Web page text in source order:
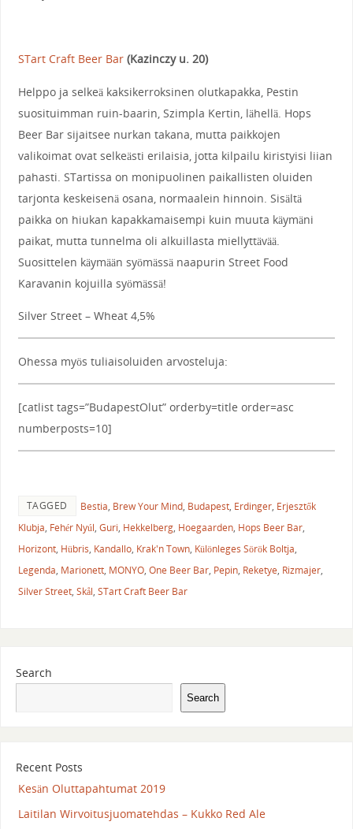
STart Craft Beer Bar (Kazinczy u. 20)
Helppo ja selkeä kaksikerroksinen olutkapakka, Pestin
suosituimman ruin-baarin, Szimpla Kertin, lähellä. Hops
Beer Bar sijaitsee nurkan takana, mutta paikkojen
valikoimat ovat selkeästi erilaisia, jotta kilpailu kiristyisi liian
pahasti. STartissa on monipuolinen paikallisten oluiden
tarjonta keskeisenä osana, normaalein hinnoin. Sisältä
paikka on hiukan kapakkamaisempi kuin muuta käymäni
paikat, mutta tunnelma oli alkuillasta miellyttävää.
Suosittelen käymään syömässä naapurin Street Food
Karavanin kojuilla syömässä!
Silver Street – Wheat 4,5%
Ohessa myös tuliaisoluiden arvosteluja:
[catlist tags=”BudapestOlut” orderby=title order=asc
numberposts=10]
TAGGED Bestia, Brew Your Mind, Budapest, Erdinger, Erjesztők
Klubja, Fehér Nyúl, Guri, Hekkelberg, Hoegaarden, Hops Beer Bar,
Horizont, Hübris, Kandallo, Krak'n Town, Különleges Sörök Boltja,
Legenda, Marionett, MONYO, One Beer Bar, Pepin, Reketye, Rizmajer,
Silver Street, Skål, STart Craft Beer Bar
Search
Search
Recent Posts
Kesän Oluttapahtumat 2019
Laitilan Wirvoitusjuomatehdas – Kukko Red Ale